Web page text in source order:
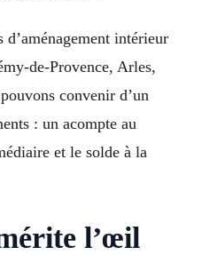
intérieur
de-Provence, Arles,
convenir d’un
: un acompte au
et le solde à la
l’œil